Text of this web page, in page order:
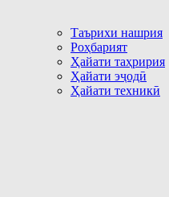
Таърихи нашрия
Роҳбарият
Ҳайати таҳририя
Ҳайати эҷодӣ
Ҳайати техникӣ